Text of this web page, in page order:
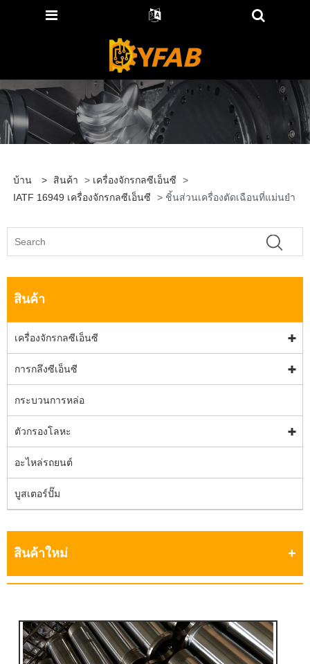
บ้าน > สินค้า > เครื่องจักรกลซีเอ็นซี
>
IATF 16949 เครื่องจักรกลซีเอ็นซี
> ชิ้นส่วนเครื่องตัดเฉือนที่แม่นยำ
สินค้า
เครื่องจักรกลซีเอ็นซี
การกลึงซีเอ็นซี
กระบวนการหล่อ
ตัวกรองโลหะ
อะไหล่รถยนต์
บูสเตอร์ปั๊ม
สินค้าใหม่